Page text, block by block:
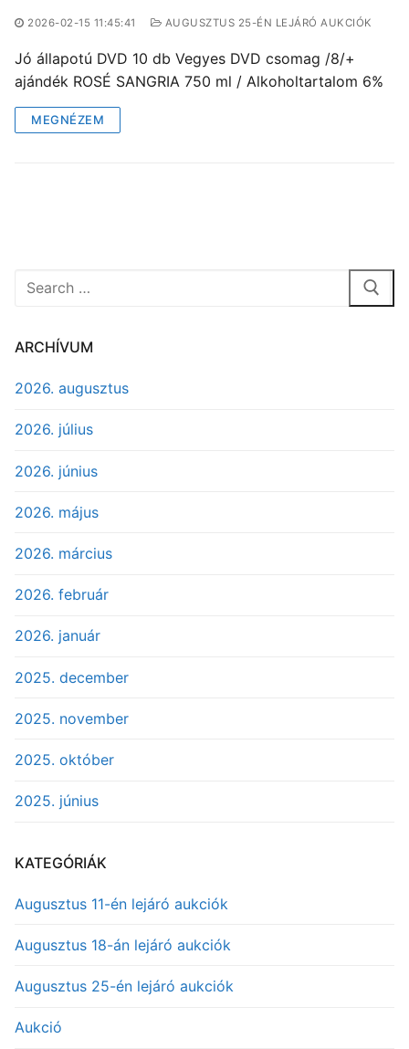
2026-02-15 11:45:41 AUGUSZTUS 25-ÉN LEJÁRÓ AUKCIÓK
Jó állapotú DVD 10 db Vegyes DVD csomag /8/+
ajándék ROSÉ SANGRIA 750 ml / Alkoholtartalom 6%
MEGNÉZEM
Keresése:
ARCHÍVUM
2026. augusztus
2026. július
2026. június
2026. május
2026. március
2026. február
2026. január
2025. december
2025. november
2025. október
2025. június
KATEGÓRIÁK
Augusztus 11-én lejáró aukciók
Augusztus 18-án lejáró aukciók
Augusztus 25-én lejáró aukciók
Aukció